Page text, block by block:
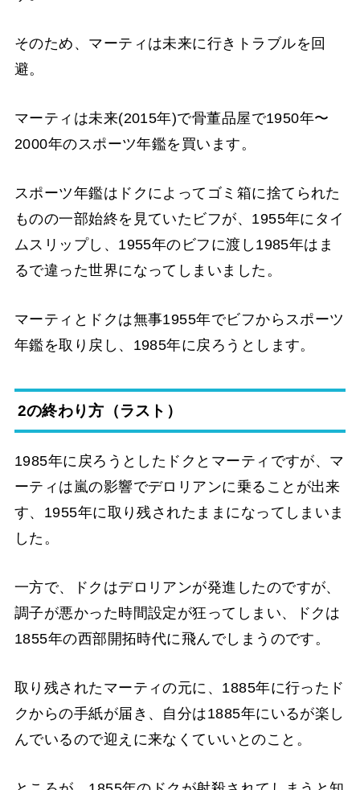
そのため、マーティは未来に行きトラブルを回
避。
マーティは未来(2015年)で骨董品屋で1950年〜
2000年のスポーツ年鑑を買います。
スポーツ年鑑はドクによってゴミ箱に捨てられた
ものの一部始終を見ていたビフが、1955年にタイ
ムスリップし、1955年のビフに渡し1985年はま
るで違った世界になってしまいました。
マーティとドクは無事1955年でビフからスポーツ
年鑑を取り戻し、1985年に戻ろうとします。
2の終わり方（ラスト）
1985年に戻ろうとしたドクとマーティですが、マ
ーティは嵐の影響でデロリアンに乗ることが出来
す、1955年に取り残されたままになってしまいま
した。
一方で、ドクはデロリアンが発進したのですが、
調子が悪かった時間設定が狂ってしまい、ドクは
1855年の西部開拓時代に飛んでしまうのです。
取り残されたマーティの元に、1885年に行ったド
クからの手紙が届き、自分は1885年にいるが楽し
んでいるので迎えに来なくていいとのこと。